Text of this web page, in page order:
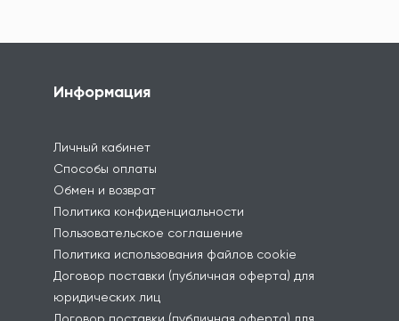
Информация
Личный кабинет
Способы оплаты
Обмен и возврат
Политика конфиденциальности
Пользовательское соглашение
Политика использования файлов cookie
Договор поставки (публичная оферта) для
юридических лиц
Договор поставки (публичная оферта) для